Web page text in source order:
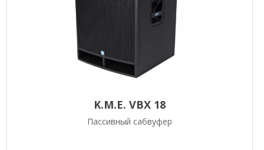
K.M.E. VBX 18
Пассивный сабвуфер